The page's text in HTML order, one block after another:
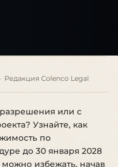
Редакция Colenco Legal
или с
Узнайте, как
по
до 30 января 2028
можно избежать, начав